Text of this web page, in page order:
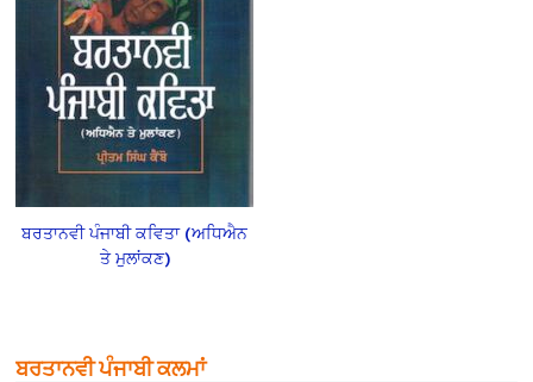
ਬਰਤਾਨਵੀ ਪੰਜਾਬੀ ਕਵਿਤਾ (ਅਧਿਐਨ
ਤੇ ਮੁਲਾਂਕਣ)
ਬਰਤਾਨਵੀ ਪੰਜਾਬੀ ਕਲਮਾਂ